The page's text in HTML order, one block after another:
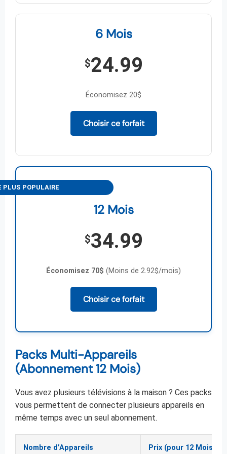
6 Mois
$24.99
Économisez 20$
Choisir ce forfait
PLUS POPULAIRE
12 Mois
$34.99
Économisez 70$ (Moins de 2.92$/mois)
Choisir ce forfait
Packs Multi-Appareils
(Abonnement 12 Mois)
Vous avez plusieurs télévisions à la maison ? Ces packs
vous permettent de connecter plusieurs appareils en
même temps avec un seul abonnement.
Nombre d’Appareils Prix (pour 12 Mois)